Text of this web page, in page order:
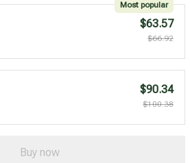
Most popular
$63.57
$66.92
$90.34
$100.38
Buy now